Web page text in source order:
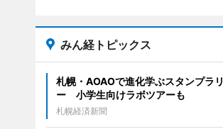
みん経トピックス
札幌・AOAOで進化学ぶスタンプラリ
ー 小学生向けラボツアーも
札幌経済新聞